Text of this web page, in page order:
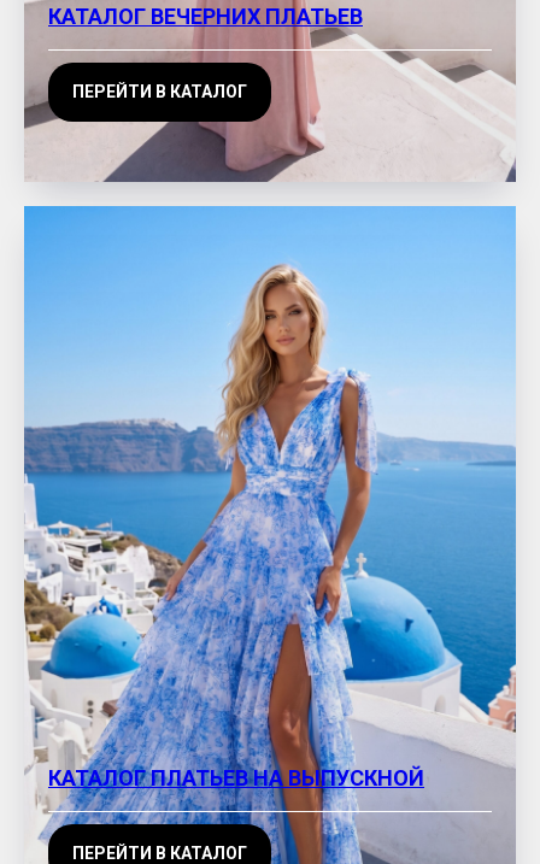
КАТАЛОГ ВЕЧЕРНИХ ПЛАТЬЕВ
ПЕРЕЙТИ В КАТАЛОГ
КАТАЛОГ ПЛАТЬЕВ НА ВЫПУСКНОЙ
ПЕРЕЙТИ В КАТАЛОГ